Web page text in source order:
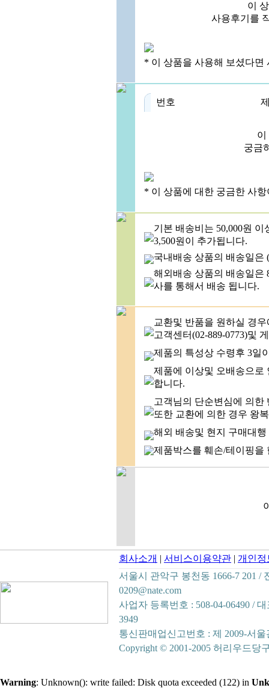
이
사용후기를
* 이 상품을 사용해 보셨다
번호
이
궁금
* 이 상품에 대한 궁금한 사
기본 배송비는 50,000원
3,500원이 추가됩니다.
국내배송 상품의 배송일은
해외배송 상품의 배송일은
사를 통해서 배송 됩니다.
교환및 반품을 원하실 경
고객센터(02-889-0773)및
제품의 특성상 수령후 3일
제품에 이상및 오배송으로
합니다.
고객님의 단순변심에 의한
또한 교환에 의한 경우 왕
해외 배송및 현지 구매대
제품박스를 훼손/테이핑을
회사소개 | 서비스이용약관 | 개인정
서울시 관악구 봉천동 1666-7 201 /
0209@nate.com
사업자 등록번호 : 508-04-06490 /
3949
통신판매업신고번호 : 제 2009-서울
Copyright © 2001-2005 허리우드당
Warning: Unknown(): write failed: Disk quota exceeded (122) in